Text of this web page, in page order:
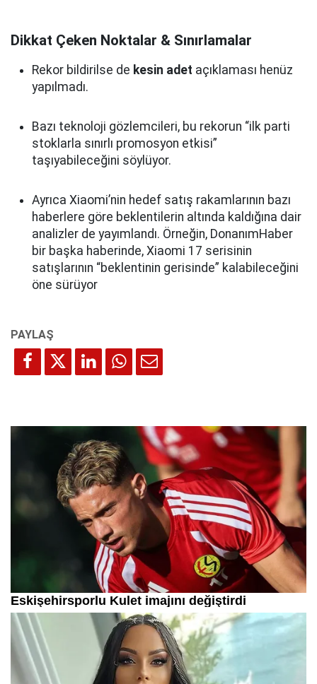
Dikkat Çeken Noktalar & Sınırlamalar
Rekor bildirilse de kesin adet açıklaması henüz
yapılmadı.
Bazı teknoloji gözlemcileri, bu rekorun “ilk parti
stoklarla sınırlı promosyon etkisi”
taşıyabileceğini söylüyor.
Ayrıca Xiaomi’nin hedef satış rakamlarının bazı
haberlere göre beklentilerin altında kaldığına dair
analizler de yayımlandı. Örneğin, DonanımHaber
bir başka haberinde, Xiaomi 17 serisinin
satışlarının “beklentinin gerisinde” kalabileceğini
öne sürüyor